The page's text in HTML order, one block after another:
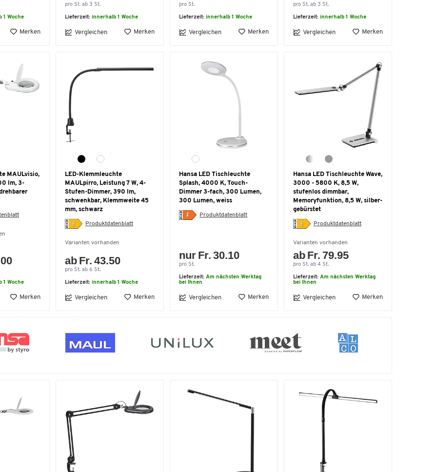
1 Woche
Merken
pro St. ab 3 St.
Lieferzeit: innerhalb 1 Woche
Vergleichen Merken
pro St.
Lieferzeit: innerhalb 1 Woche
Vergleichen Merken
pro St. ab 3 St.
Lieferzeit: innerhalb 1 Woche
Vergleichen Merken
MAULvisio,
lm, 3-
1 Woche
Merken
LED-Klemmleuchte
MAULpirro, Leistung 7 W, 4-
Stufen-Dimmer, 390 lm,
schwenkbar, Klemmweite 45
mm, schwarz
Produktdatenblatt
Varianten vorhanden
ab Fr. 43.50
pro St. ab 6 St.
Lieferzeit: innerhalb 1 Woche
Vergleichen Merken
Hansa LED Tischleuchte
Splash, 4000 K, Touch-
Dimmer 3-fach, 300 Lumen,
300 Lumen, weiss
Produktdatenblatt
nur Fr. 30.10
pro St.
Lieferzeit: Am nächsten Werktag
bei Ihnen
Vergleichen Merken
Hansa LED Tischleuchte Wave,
3000 - 5800 K, 8,5 W,
stufenlos dimmbar,
Memoryfunktion, 8,5 W, silber-
gebürstet
Produktdatenblatt
Varianten vorhanden
ab Fr. 79.95
pro St. ab 4 St.
Lieferzeit: Am nächsten Werktag
bei Ihnen
Vergleichen Merken